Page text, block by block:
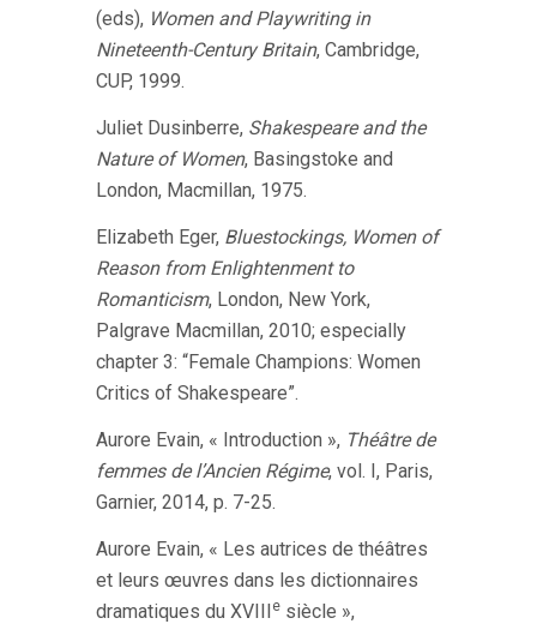
(eds), Women and Playwriting in
Nineteenth-Century Britain, Cambridge,
CUP, 1999.
Juliet Dusinberre, Shakespeare and the
Nature of Women, Basingstoke and
London, Macmillan, 1975.
Elizabeth Eger, Bluestockings, Women of
Reason from Enlightenment to
Romanticism, London, New York,
Palgrave Macmillan, 2010; especially
chapter 3: “Female Champions: Women
Critics of Shakespeare”.
Aurore Evain, « Introduction », Théâtre de
femmes de l’Ancien Régime, vol. I, Paris,
Garnier, 2014, p. 7-25.
Aurore Evain, « Les autrices de théâtres
et leurs œuvres dans les dictionnaires
dramatiques du XVIIIe siècle »,